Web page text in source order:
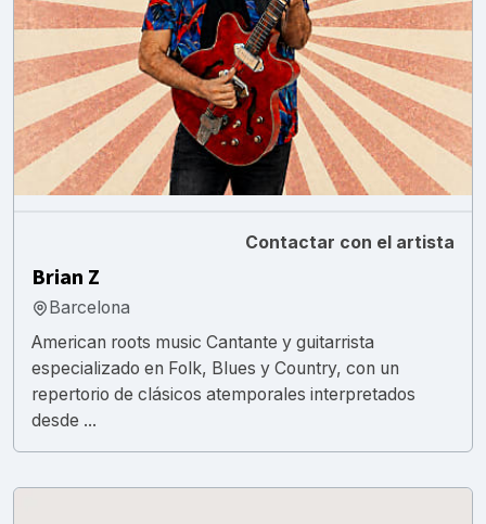
Contactar con el artista
Brian Z
Barcelona
American roots music Cantante y guitarrista
especializado en Folk, Blues y Country, con un
repertorio de clásicos atemporales interpretados
desde ...